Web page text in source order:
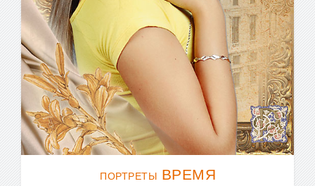
ПОРТРЕТЫ ВРЕМЯ